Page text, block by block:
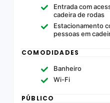
Entrada com
cadeira de rodas
Estacionamento
pessoas em
COMODIDADES
Banheiro
Wi-Fi
PÚBLICO